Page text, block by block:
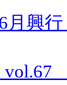
月興